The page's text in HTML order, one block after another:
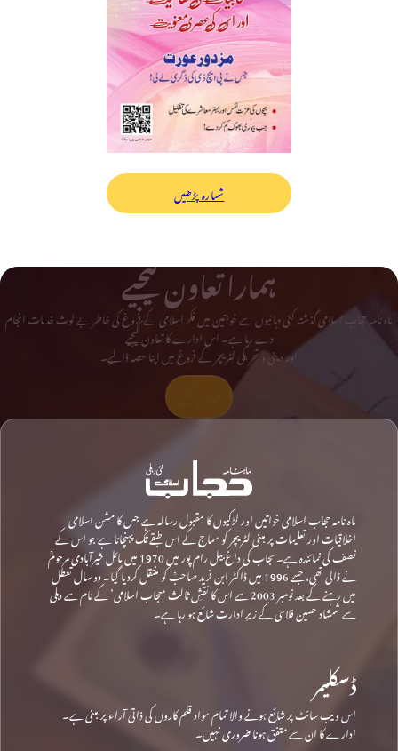
شمارہ پڑھیں
ہمارا تعاون کیجیے
ماہ نامہ حجاب اسلامی گذشتہ کئی دہائیوں سے خواتین میں فکر اسلامی کے فروغ کی خاطر بے لوث خدمات انجام
دے رہا ہے۔ اس ادارے کا تعاون کیجیے
اور دینی و تحریکی لٹریچر کے فروغ میں اپنا حصہ ڈالیے۔
ماہ نامہ حجاب اسلامی خواتین اور لڑکیوں کا مقبول رسالہ ہے جس کا مشن اسلامی
اخلاقیات اور تعلیمات پر مبنی لٹریچر کو سماج کے اس طبقے تک پہنچانا ہے جو اس کے
نصف کی نمائندہ ہے۔ حجاب کی داغ بیل رام پور میں 1970 میں مائل خیرآبادی مرحومؒ
نے ڈالی تھی، جسے 1996 میں ڈاکٹر ابن فرید صاحبؒ کو منتقل کردیا گیا۔ دو سال تعطل
میں رہنے کے بعد نومبر 2003 سے اس کا نقشِ ثالث ‘حجاب اسلامی’ کے نام سے دہلی
سے شمشاد حسین فلاحی کے زیرِ ادارت شائع ہو رہا ہے۔
ڈسکلیمر
اس ویب سائٹ پر شائع ہونے والا تمام مواد قلم کاروں کی ذاتی آراء پر مبنی ہے۔
ادارے کا ان سے متفق ہونا ضروری نہیں۔